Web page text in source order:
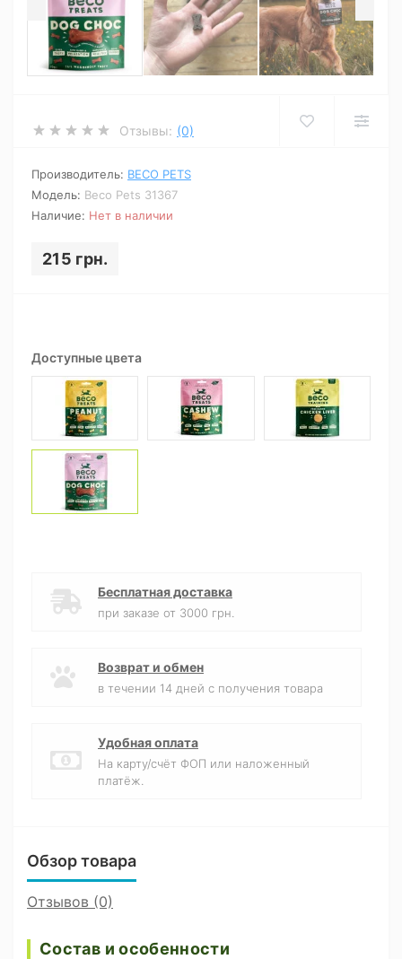
Отзывы: (0)
Производитель: BECO PETS
Модель: Beco Pets 31367
Наличие: Нет в наличии
215 грн.
Доступные цвета
Бесплатная доставка
при заказе от 3000 грн.
Возврат и обмен
в течении 14 дней с получения товара
Удобная оплата
На карту/счёт ФОП или наложенный
платёж.
Обзор товара
Отзывов (0)
Состав и особенности